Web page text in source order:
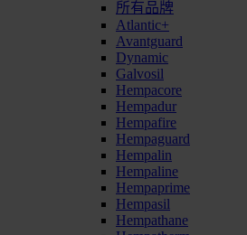
所有品牌
Atlantic+
Avantguard
Dynamic
Galvosil
Hempacore
Hempadur
Hempafire
Hempaguard
Hempalin
Hempaline
Hempaprime
Hempasil
Hempathane